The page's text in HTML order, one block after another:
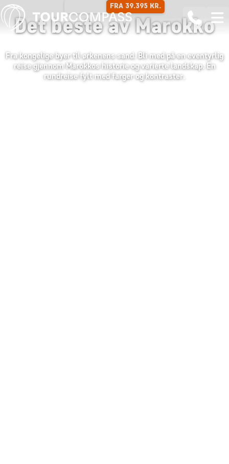
FRA 39.395 KR.
Det beste av Marokko
Fra kongelige byer til ørkenens sand. Bli med på en eventyrlig
reise gjennom Marokkos historie og varierte landskap. En
rundreise fylt med farger og kontraster.